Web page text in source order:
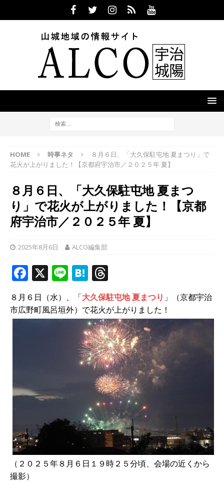
HOME 時事ネタ
８月６日、「大久保駐屯地 夏まつり」で
花火が上がりました！【京都府宇治市／２０２５年 夏】
８月６日、「大久保駐屯地 夏まつ
り」で花火が上がりました！【京都
府宇治市／２０２５年 夏】
2025年8月6日 ALCO編集部
F
a
c
e
k
X Li
e
H
at
e
n
a
h
r
e
a
d
s
８月６日（水）、「大久保駐屯地 夏まつり 」（京都宇治
市広野町風呂垣外）で花火が上がりました！
（２０２５年８月６日１９時２５分頃、会場の近くから
撮影）